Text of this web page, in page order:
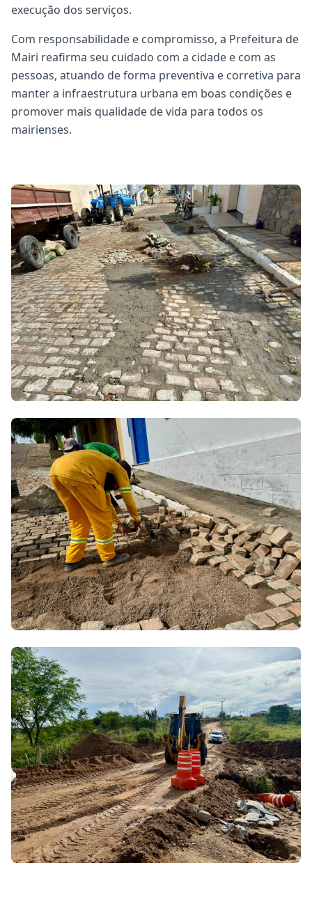
execução dos serviços.
Com responsabilidade e compromisso, a Prefeitura de
Mairi reafirma seu cuidado com a cidade e com as
pessoas, atuando de forma preventiva e corretiva para
manter a infraestrutura urbana em boas condições e
promover mais qualidade de vida para todos os
mairienses.